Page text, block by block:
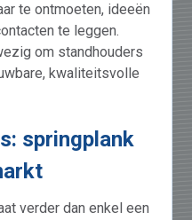
te ontmoeten, ideeën
te leggen.
om standhouders
kwaliteitsvolle
springplank
verder dan enkel een